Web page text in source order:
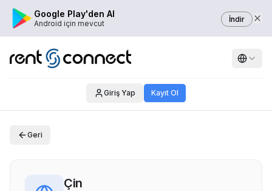
Google Play'den Al
Android için mevcut İndir
Giriş Yap Kayıt Ol
Geri
Çin